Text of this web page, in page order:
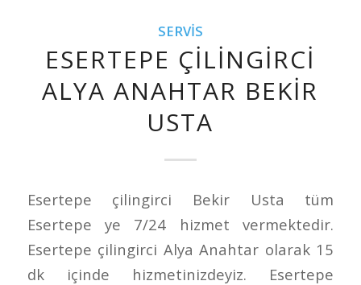
SERVIS
ESERTEPE ÇILINGIRCI
ALYA ANAHTAR BEKIR
USTA
Esertepe çilingirci Bekir Usta tüm
Esertepe ye 7/24 hizmet vermektedir.
Esertepe çilingirci Alya Anahtar olarak 15
dk içinde hizmetinizdeyiz. Esertepe